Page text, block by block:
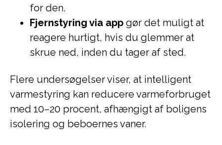
for den.
Fjernstyring via app gør det muligt at
reagere hurtigt, hvis du glemmer at
skrue ned, inden du tager af sted.
Flere undersøgelser viser, at intelligent
varmestyring kan reducere varmeforbruget
med 10–20 procent, afhængigt af boligens
isolering og beboernes vaner.